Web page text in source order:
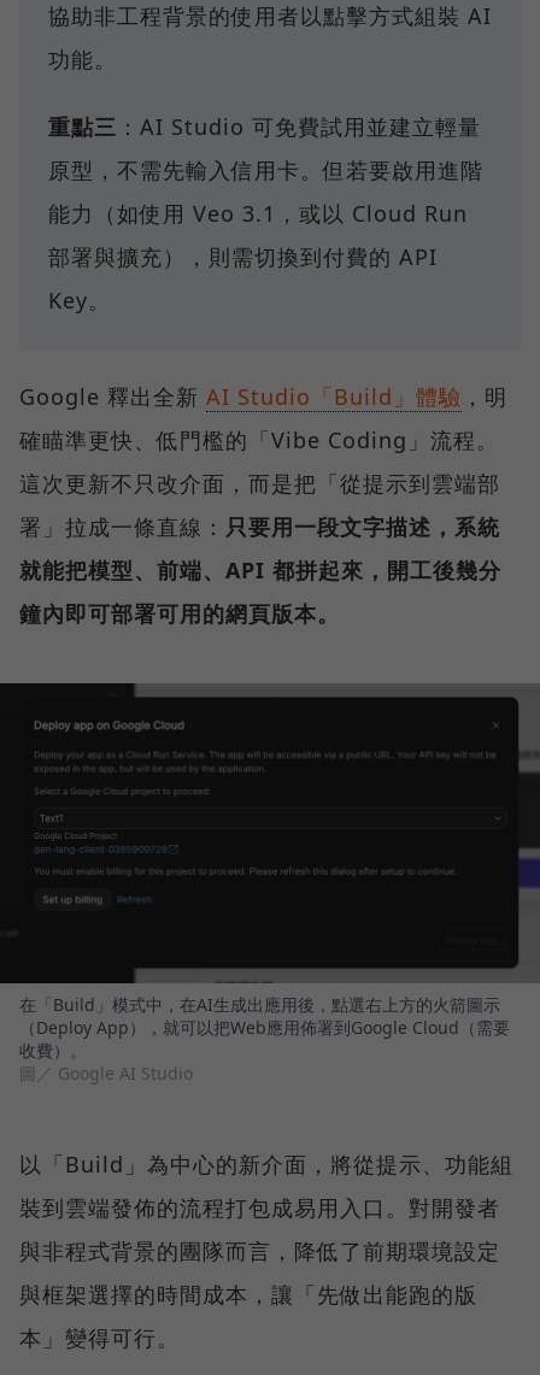
協助非工程背景的使用者以點擊方式組裝 AI
功能。
重點三 ：AI Studio 可免費試用並建立輕量
原型，不需先輸入信用卡。但若要啟用進階
能力（如使用 Veo 3.1，或以 Cloud Run
部署與擴充），則需切換到付費的 API
Key。
Google 釋出全新 AI Studio「Build」體驗 ，明
確瞄準更快、低門檻的「Vibe Coding」流程。
這次更新不只改介面，而是把「從提示到雲端部
署」拉成一條直線： 只要用一段文字描述，系統
就能把模型、前端、API 都拼起來，開工後幾分
鐘內即可部署可用的網頁版本。
在「Build」模式中，在AI生成出應用後，點選右上方的火箭圖示
（Deploy App），就可以把Web應用佈署到Google Cloud（需要
收費）。
圖／ Google AI Studio
以「Build」為中心的新介面，將從提示、功能組
裝到雲端發佈的流程打包成易用入口。對開發者
與非程式背景的團隊而言，降低了前期環境設定
與框架選擇的時間成本，讓「先做出能跑的版
本」變得可行。